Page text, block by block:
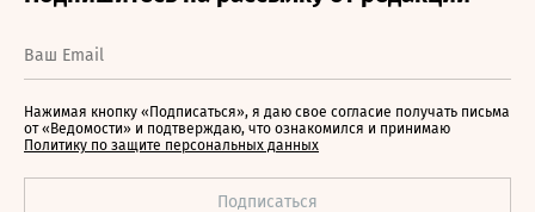
Нажимая кнопку «Подписаться», я даю свое согласие получать письма
от «Ведомости» и подтверждаю, что ознакомился и принимаю
Политику по защите персональных данных